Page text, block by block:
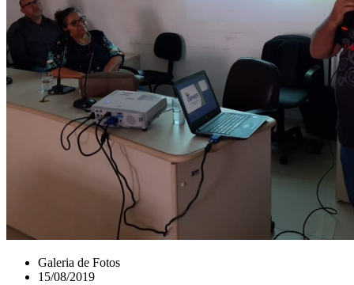
Galeria de Fotos
15/08/2019